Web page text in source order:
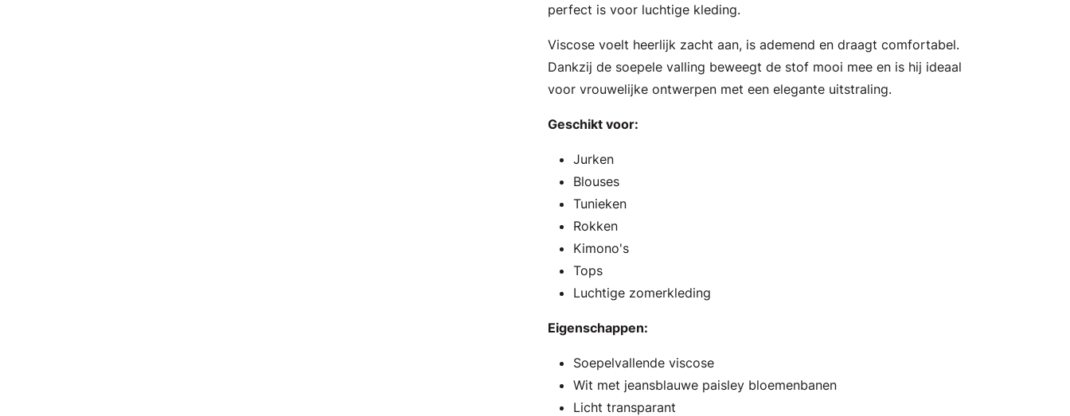
perfect is voor luchtige kleding.
Viscose voelt heerlijk zacht aan, is ademend en draagt comfortabel.
Dankzij de soepele valling beweegt de stof mooi mee en is hij ideaal
voor vrouwelijke ontwerpen met een elegante uitstraling.
Geschikt voor:
Jurken
Blouses
Tunieken
Rokken
Kimono's
Tops
Luchtige zomerkleding
Eigenschappen:
Soepelvallende viscose
Wit met jeansblauwe paisley bloemenbanen
Licht transparant